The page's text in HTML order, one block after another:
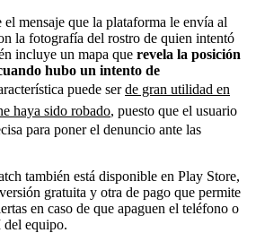
el mensaje que la plataforma le envía al
la fotografía del rostro de quien intentó
incluye un mapa que revela la posición
hubo un intento de
puede serde gran utilidad en
haya sido robado, puesto que el usuario
para poner el denuncio ante las
también está disponible en Play Store,
gratuita y otra de pago que permite
en caso de que apaguen el teléfono o
del equipo.